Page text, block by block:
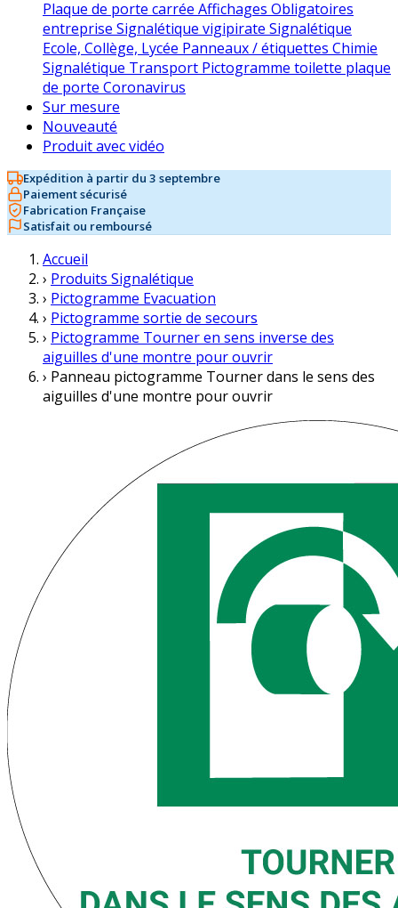
Plaque de porte carrée Affichages Obligatoires
entreprise Signalétique vigipirate Signalétique
Ecole, Collège, Lycée Panneaux / étiquettes Chimie
Signalétique Transport Pictogramme toilette plaque
de porte Coronavirus
Sur mesure
Nouveauté
Produit avec vidéo
Expédition à partir du 3 septembre
Paiement sécurisé
Fabrication Française
Satisfait ou remboursé
Accueil
› Produits Signalétique
› Pictogramme Evacuation
› Pictogramme sortie de secours
› Pictogramme Tourner en sens inverse des
aiguilles d'une montre pour ouvrir
› Panneau pictogramme Tourner dans le sens des
aiguilles d'une montre pour ouvrir